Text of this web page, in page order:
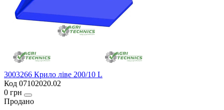
3003266 Крило ліве 200/10 L
Код 07102020.02
0 грн
Продано